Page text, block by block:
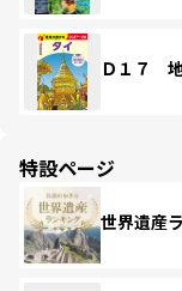
Ｄ１７
特設ページ
世界遺産